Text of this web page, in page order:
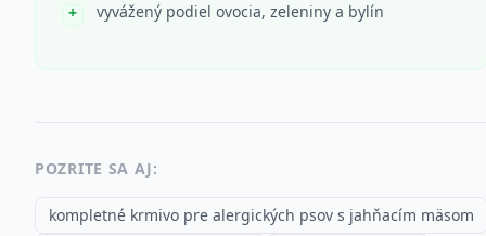
vyvážený podiel ovocia, zeleniny a bylín
POZRITE SA AJ:
kompletné krmivo pre alergických psov s jahňacím mäsom